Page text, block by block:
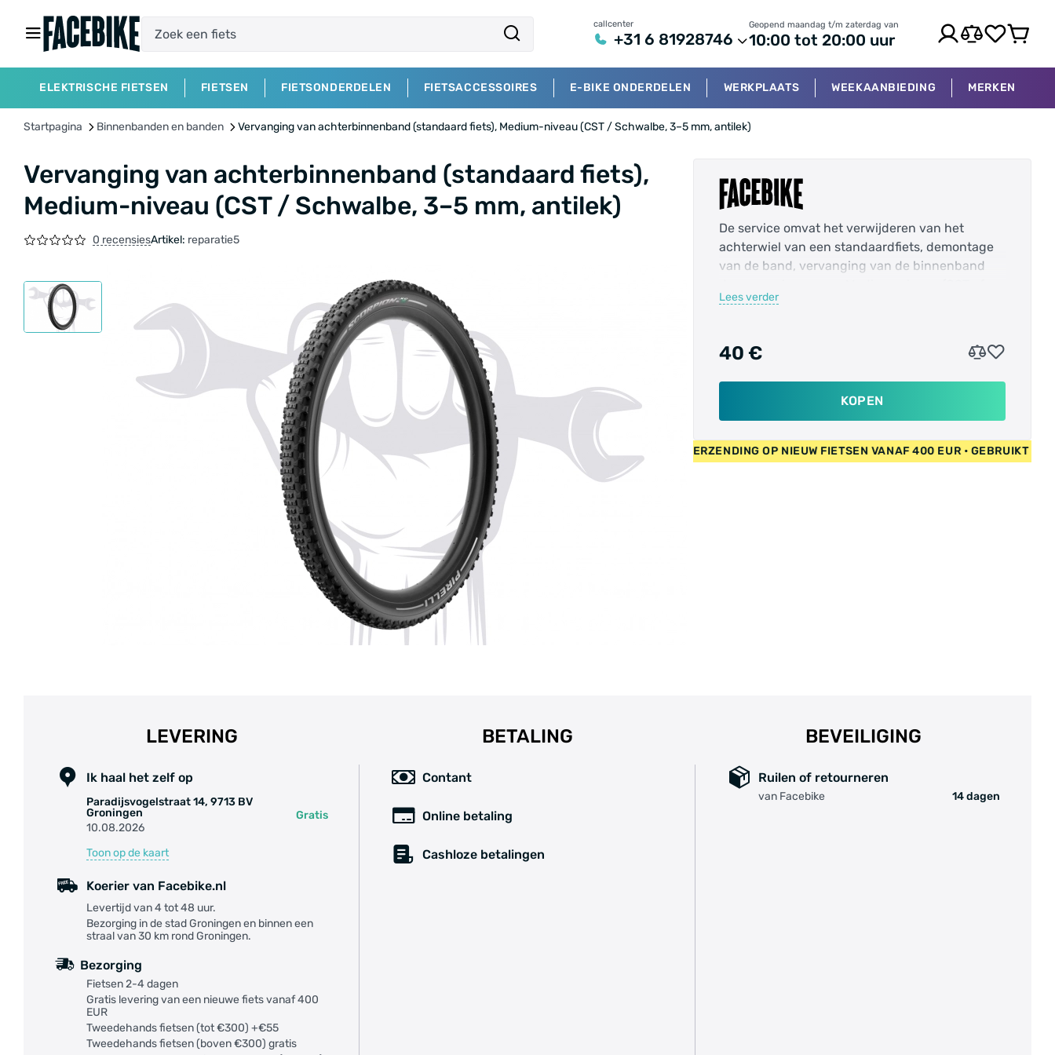
callcenter
+31 6 81928746
Geopend maandag t/m zaterdag van
10:00 tot 20:00 uur
ELEKTRISCHE FIETSEN FIETSEN FIETSONDERDELEN FIETSACCESSOIRES E-BIKE ONDERDELEN WERKPLAATS WEEKAANBIEDING MERKEN
Startpagina Binnenbanden en banden Vervanging van achterbinnenband (standaard fiets), Medium-niveau (CST / Schwalbe, 3–5 mm, antilek)
Vervanging van achterbinnenband (standaard fiets),
Medium-niveau (CST / Schwalbe, 3–5 mm, antilek)
0 recensiesArtikel: reparatie5
De service omvat het verwijderen van het
achterwiel van een standaardfiets, demontage
van de band, vervanging van de binnenband
Schwalbe, 3-5 mm dikte), controle van band en
bandenspanning. De binnenband is inbegrepen
in de prijs.
Lees verder
40 €
KOPEN
• GRATIS VERZENDING OP NIEUW FIETSEN VANAF 400 EUR • GEBRUIKT FIETSEN 55 EUR • GRATIS VERZENDING OP NIEUW FIETSEN VANAF 400 EUR •
LEVERING
Ik haal het zelf op
Paradijsvogelstraat 14, 9713 BV
Groningen
10.08.2026
Gratis
Toon op de kaart
Koerier van Facebike.nl
Levertijd van 4 tot 48 uur.
Bezorging in de stad Groningen en binnen een
straal van 30 km rond Groningen.
Bezorging
Fietsen 2-4 dagen
Gratis levering van een nieuwe fiets vanaf 400
EUR
Tweedehands fietsen (tot €300) +€55
Tweedehands fietsen (boven €300) gratis
BETALING
Contant
Online betaling
Cashloze betalingen
BEVEILIGING
Ruilen of retourneren
van Facebike 14 dagen